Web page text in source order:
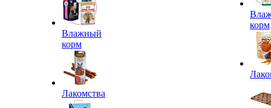
Влажный
корм
Лакомства
корм